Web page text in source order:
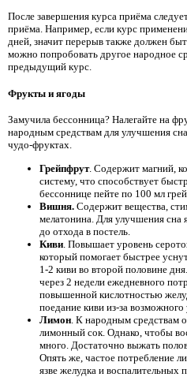
После завершения курса приёма
приёма. Например, если курс
дней, значит перерыв также должен
можно попробовать другое народное
предыдущий курс.
Фрукты и ягоды
Замучила бессонница? Налегайте на
народным средствам для улучшения
чудо-фруктах.
Грейпфрут. Содержит магний,
систему, что способствует
бессоннице пейте по 100 мл
Вишня. Содержит вещества,
мелатонина. Для улучшения сна
до отхода в постель.
Киви . Повышает уровень
который помогает быстрее
1-2 киви во второй половине
через 2 недели ежедневного
повышенной кислотностью
поедание киви из-за
Лимон . К народным средствам
лимонный сок. Однако, чтобы
много. Достаточно выжать
Опять же, частое потребление
язве желудка и воспалительных